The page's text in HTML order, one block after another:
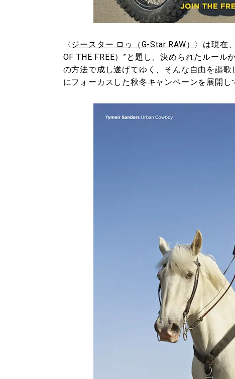
〈 ジースター ロゥ（G-Star RAW） 〉は現在
OF THE FREE）”と題し、決められたルー
の方法で成し遂げてゆく、そんな自由を謳
にフォーカスした秋冬キャンペーンを展開し